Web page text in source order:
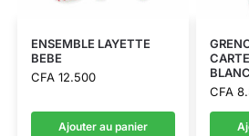
ENSEMBLE LAYETTE
BEBE
CFA12.500
Ajouter au panier
BLANC
CFA